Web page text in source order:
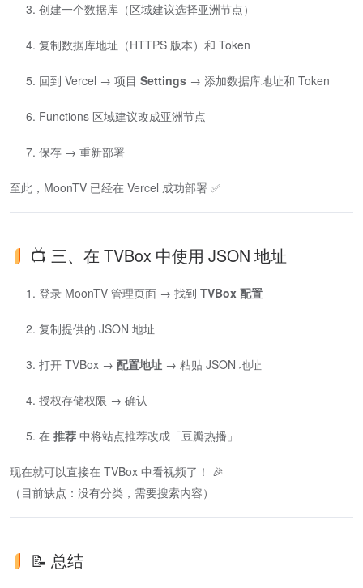
创建一个数据库（区域建议选择亚洲节点）
复制数据库地址（HTTPS 版本）和 Token
回到 Vercel → 项目 Settings → 添加数据库地址和 Token
Functions 区域建议改成亚洲节点
保存 → 重新部署
至此，MoonTV 已经在 Vercel 成功部署 ✅
📺 三、在 TVBox 中使用 JSON 地址
登录 MoonTV 管理页面 → 找到 TVBox 配置
复制提供的 JSON 地址
打开 TVBox → 配置地址 → 粘贴 JSON 地址
授权存储权限 → 确认
在 推荐 中将站点推荐改成「豆瓣热播」
现在就可以直接在 TVBox 中看视频了！ 🎉
（目前缺点：没有分类，需要搜索内容）
📝 总结